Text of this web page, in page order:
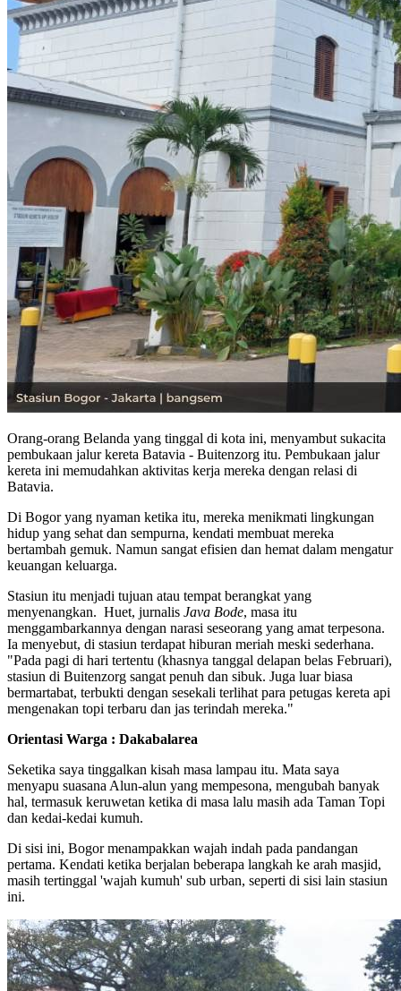
Orang-orang Belanda yang tinggal di kota ini, menyambut sukacita
pembukaan jalur kereta Batavia - Buitenzorg itu. Pembukaan jalur
kereta ini memudahkan aktivitas kerja mereka dengan relasi di
Batavia.
Di Bogor yang nyaman ketika itu, mereka menikmati lingkungan
hidup yang sehat dan sempurna, kendati membuat mereka
bertambah gemuk. Namun sangat efisien dan hemat dalam mengatur
keuangan keluarga.
Stasiun itu menjadi tujuan atau tempat berangkat yang
menyenangkan. Huet, jurnalis Java Bode, masa itu
menggambarkannya dengan narasi seseorang yang amat terpesona.
Ia menyebut, di stasiun terdapat hiburan meriah meski sederhana.
"Pada pagi di hari tertentu (khasnya tanggal delapan belas Februari),
stasiun di Buitenzorg sangat penuh dan sibuk. Juga luar biasa
bermartabat, terbukti dengan sesekali terlihat para petugas kereta api
mengenakan topi terbaru dan jas terindah mereka."
Orientasi Warga : Dakabalarea
Seketika saya tinggalkan kisah masa lampau itu. Mata saya
menyapu suasana Alun-alun yang mempesona, mengubah banyak
hal, termasuk keruwetan ketika di masa lalu masih ada Taman Topi
dan kedai-kedai kumuh.
Di sisi ini, Bogor menampakkan wajah indah pada pandangan
pertama. Kendati ketika berjalan beberapa langkah ke arah masjid,
masih tertinggal 'wajah kumuh' sub urban, seperti di sisi lain stasiun
ini.